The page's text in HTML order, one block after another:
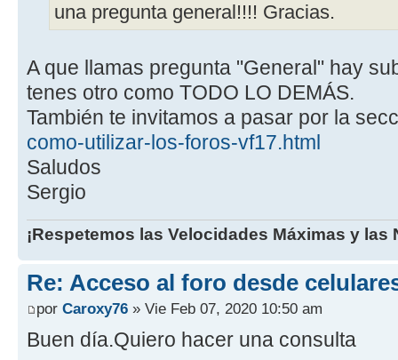
una pregunta general!!!! Gracias.
A que llamas pregunta "General" hay
tenes otro como TODO LO DEMÁS.
También te invitamos a pasar por la
como-utilizar-los-foros-vf17.html
Saludos
Sergio
¡Respetemos las Velocidades Máximas y las
Re: Acceso al foro desde
por Caroxy76 » Vie Feb 07, 2020 10:50 am
Buen día.Quiero hacer una consulta